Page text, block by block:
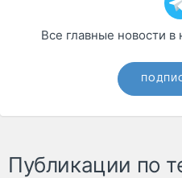
Все главные новости
Публикации по